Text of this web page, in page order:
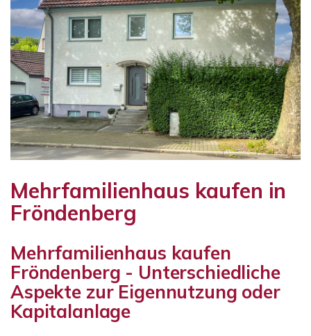
Mehrfamilienhaus kaufen in
Fröndenberg
Mehrfamilienhaus kaufen
Fröndenberg - Unterschiedliche
Aspekte zur Eigennutzung oder
Kapitalanlage